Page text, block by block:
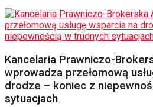
Kancelaria Prawniczo-
wprowadza przełomową
drodze – koniec z
sytuacjach